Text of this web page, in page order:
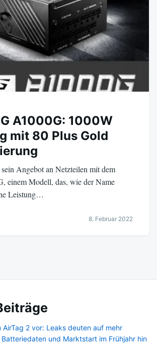
A1000G: 1000W
mit 80 Plus Gold
Angebot an Netzteilen mit dem
einem Modell, das, wie der Name
Leistung…
8. Februar 2022
2 vor: Leaks deuten auf mehr
Batteriedaten und Marktstart im Frühjahr hin